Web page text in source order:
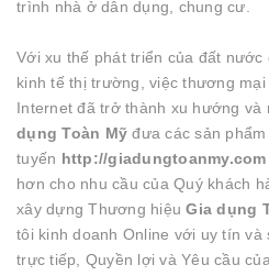
trình nhà ở dân dụng, chung cư.
Với xu thế phát triển của đất
kinh tế thị trường, việc thương
Internet đã trở thành xu hướng và
dụng Toàn Mỹ đưa các sản
tuyến http://giadungtoanmy.com
hơn cho nhu cầu của Quý khách
xây dựng Thương hiệuGia dụng
tôi kinh doanh Online với uy tín
trực tiếp, Quyền lợi và Yêu cầu